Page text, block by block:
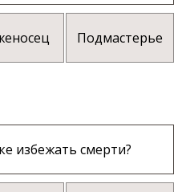
Подмастерье
избежать смерти?